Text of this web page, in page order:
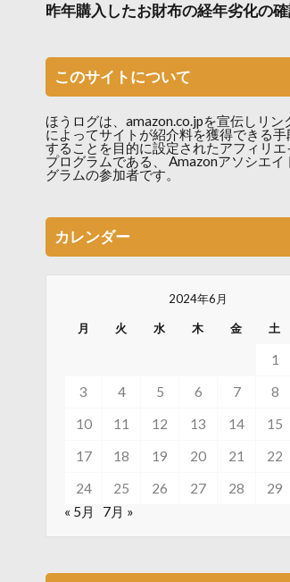
昨年購入したお財布の経年劣化の
このサイトについて
ほうログは、amazon.co.jpを宣伝しリン
によってサイトが紹介料を獲得できる
することを目的に設定されたアフィリ
プログラムである、 Amazonアソシエイ
グラムの参加者です。
カレンダー
2024年6月
月 火 水 木 金 土
1
3
4 5 6 7 8
10
11 12 13 14 15
17
18 19 20 21 22
24
25 26 27 28 29
« 5月
7月 »